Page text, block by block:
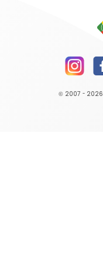
© 2007 - 2026